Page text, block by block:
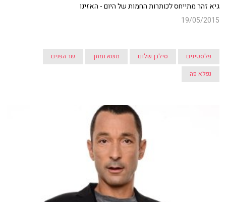
גיא זהר מתייחס לכותרות החמות של היום - האזינו
19/05/2015
פלסטינים סילבן שלום משא ומתן
שר הפנים
נפלא פה